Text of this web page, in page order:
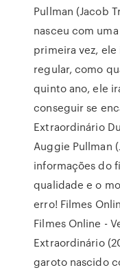
Pullman (Jacob
nasceu com
primeira vez,
regular, como
quinto ano, ele
conseguir se
Extraordinário
Auggie Pullman
informações do
qualidade e o
erro! Filmes
Filmes Online -
Extraordinário
garoto nascido